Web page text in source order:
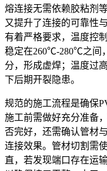
熔连接无需依赖胶粘剂
又提升了连接的可靠性
有着严格要求，温度控
稳定在260℃-280℃之间
分，形成虚焊；温度过
下后期开裂隐患。
规范的施工流程是确保
施工前需做好充分准备
否完好，还需确认管材
连接效果。管材切割需
直，若发现端口存在运